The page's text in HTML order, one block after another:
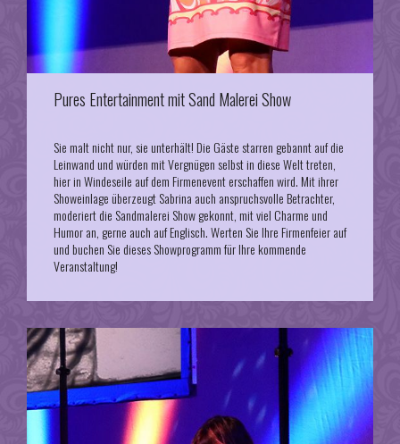
Pures Entertainment mit Sand Malerei Show
Sie malt nicht nur, sie unterhält! Die Gäste starren gebannt auf die
Leinwand und würden mit Vergnügen selbst in diese Welt treten,
hier in Windeseile auf dem Firmenevent erschaffen wird. Mit ihrer
Showeinlage überzeugt Sabrina auch anspruchsvolle Betrachter,
moderiert die Sandmalerei Show gekonnt, mit viel Charme und
Humor an, gerne auch auf Englisch. Werten Sie Ihre Firmenfeier auf
und buchen Sie dieses Showprogramm für Ihre kommende
Veranstaltung!